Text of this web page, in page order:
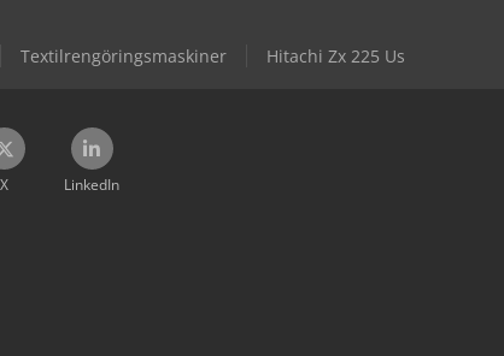
Textilrengöringsmaskiner Hitachi Zx 225 Us
X LinkedIn